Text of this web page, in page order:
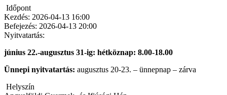
Időpont
Kezdés: 2026-04-13 16:00
Befejezés: 2026-04-13 20:00
Nyitvatartás:
június 22.-augusztus 31-ig: hétköznap: 8.00-18.00
Ünnepi nyitvatartás: augusztus 20-23. – ünnepnap – zárva
Helyszín